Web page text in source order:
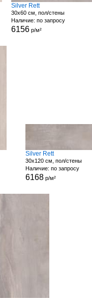
Silver Rett
30x60 см, пол/стены
Наличие: по запросу
6156 р/м²
Silver Rett
30x120 см, пол/стены
Наличие: по запросу
6168р/м²